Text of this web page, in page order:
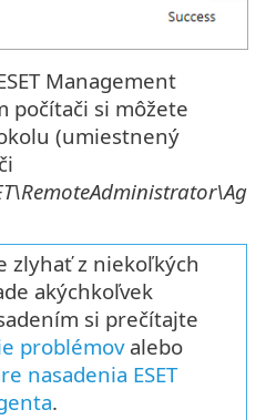
Management
počítači si môžete
(umiestnený
zlyhať z niekoľkých
akýchkoľvek
si prečítajte
problémovalebo
nasadenia ESET
.